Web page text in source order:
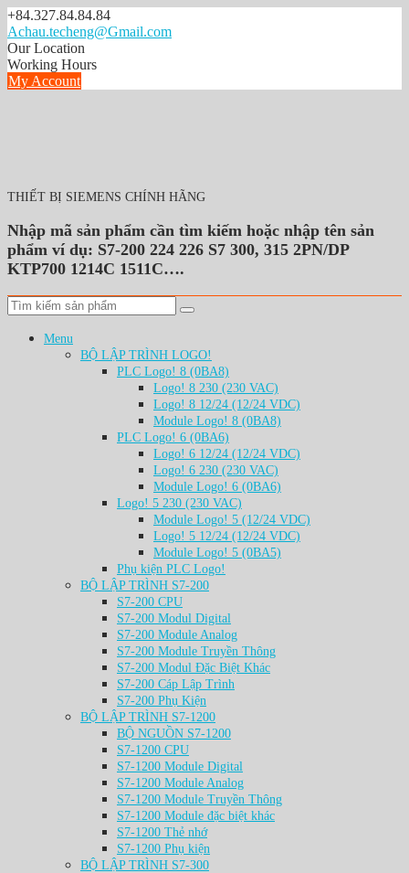
S
k
i
p
t
n
+84.327.84.84.84
Achau.techeng@Gmail.com
Our Location
Working Hours
My Account
THIẾT BỊ SIEMENS CHÍNH HÃNG
Nhập mã sản phẩm cần tìm kiếm hoặc nhập tên sản
phẩm ví dụ: S7-200 224 226 S7 300, 315 2PN/DP
KTP700 1214C 1511C….
Menu
BỘ LẬP TRÌNH LOGO!
PLC Logo! 8 (0BA8)
Logo! 8 230 (230 VAC)
Logo! 8 12/24 (12/24 VDC)
Module Logo! 8 (0BA8)
PLC Logo! 6 (0BA6)
Logo! 6 12/24 (12/24 VDC)
Logo! 6 230 (230 VAC)
Module Logo! 6 (0BA6)
Logo! 5 230 (230 VAC)
Module Logo! 5 (12/24 VDC)
Logo! 5 12/24 (12/24 VDC)
Module Logo! 5 (0BA5)
Phụ kiện PLC Logo!
BỘ LẬP TRÌNH S7-200
S7-200 CPU
S7-200 Modul Digital
S7-200 Module Analog
S7-200 Module Truyền Thông
S7-200 Modul Đặc Biệt Khác
S7-200 Cáp Lập Trình
S7-200 Phụ Kiện
BỘ LẬP TRÌNH S7-1200
BỘ NGUỒN S7-1200
S7-1200 CPU
S7-1200 Module Digital
S7-1200 Module Analog
S7-1200 Module Truyền Thông
S7-1200 Module đặc biệt khác
S7-1200 Thẻ nhớ
S7-1200 Phụ kiện
BỘ LẬP TRÌNH S7-300